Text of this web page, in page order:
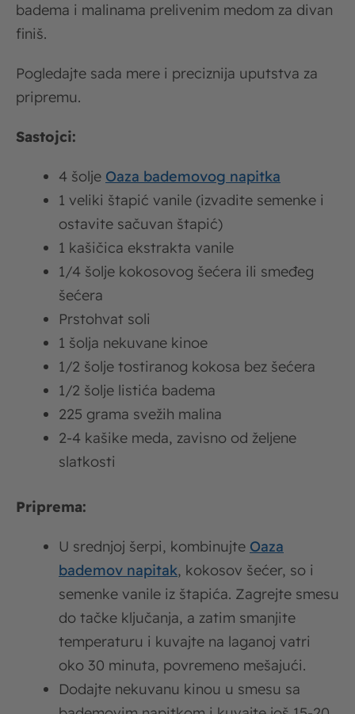
badema i malinama prelivenim medom za divan
finiš.
Pogledajte sada mere i preciznija uputstva za
pripremu.
Sastojci:
4 šolje Oaza bademovog napitka
1 veliki štapić vanile (izvadite semenke i
ostavite sačuvan štapić)
1 kašičica ekstrakta vanile
1/4 šolje kokosovog šećera ili smeđeg
šećera
Prstohvat soli
1 šolja nekuvane kinoe
1/2 šolje tostiranog kokosa bez šećera
1/2 šolje listića badema
225 grama svežih malina
2-4 kašike meda, zavisno od željene
slatkosti
Priprema:
U srednjoj šerpi, kombinujte Oaza
bademov napitak, kokosov šećer, so i
semenke vanile iz štapića. Zagrejte smesu
do tačke ključanja, a zatim smanjite
temperaturu i kuvajte na laganoj vatri
oko 30 minuta, povremeno mešajući.
Dodajte nekuvanu kinou u smesu sa